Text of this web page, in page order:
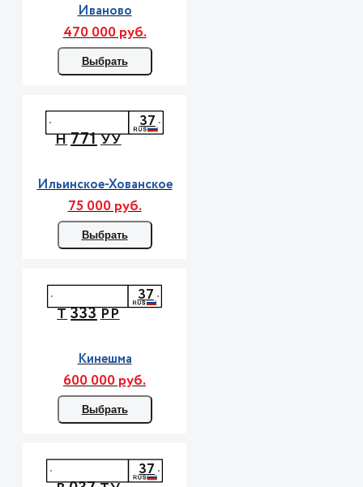
Иваново
470 000 руб.
Выбрать
Н771УУ
37
Ильинское-Хованское
75 000 руб.
Выбрать
Т333РР
37
Кинешма
600 000 руб.
Выбрать
37